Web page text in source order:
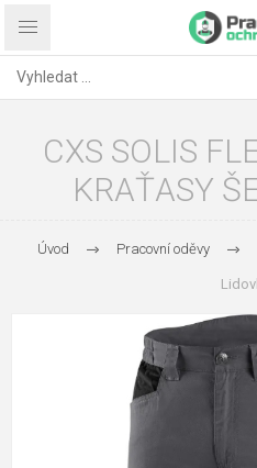
CXS SOLIS
KRAŤASY
Úvod Pracovní oděvy